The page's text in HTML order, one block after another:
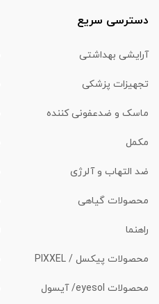
دسترسی سریع
آرایشی بهداشتی
تجهیزات پزشکی
ماسک و ضدعفونی کننده
مکمل
ضد التهاب و آلرژی
محصولات گیاهی
راهنما
محصولات پیکسل / PIXXEL
محصولات eyesol/ آیسول